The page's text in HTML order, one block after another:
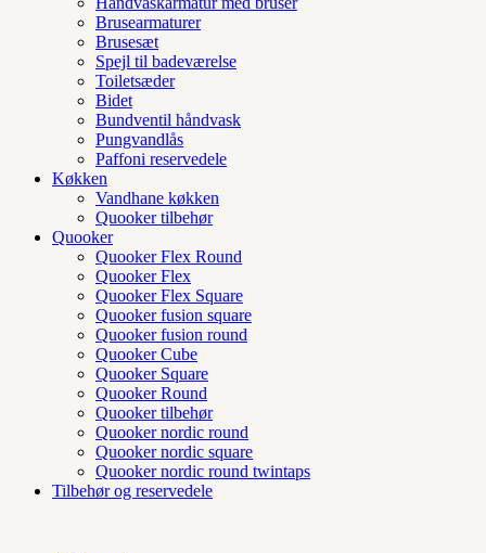
Brusearmaturer
Brusesæt
Spejl til badeværelse
Toiletsæder
Bidet
Bundventil håndvask
Pungvandlås
Paffoni reservedele
Køkken
Vandhane køkken
Quooker tilbehør
Quooker
Quooker Flex Round
Quooker Flex
Quooker Flex Square
Quooker fusion square
Quooker fusion round
Quooker Cube
Quooker Square
Quooker Round
Quooker tilbehør
Quooker nordic round
Quooker nordic square
Quooker nordic round twintaps
Tilbehør og reservedele